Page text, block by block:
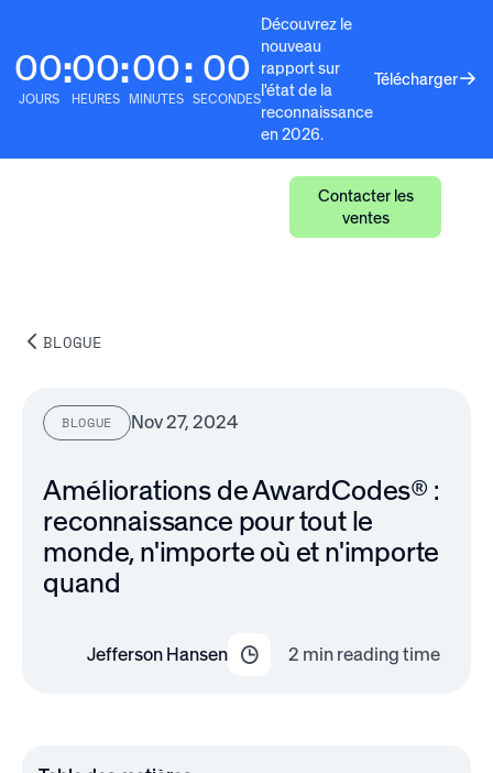
00
JOURS
:00
HEURES
:00
MINUTES
: 00
SECONDES
Découvrez le
nouveau
rapport sur
l'état de la
reconnaissance
en 2026.
Télécharger
Contacter les
ventes
BLOGUE
BLOGUE Nov 27, 2024
Améliorations de AwardCodes® :
reconnaissance pour tout le
monde, n'importe où et n'importe
quand
Jefferson Hansen 2 min reading time